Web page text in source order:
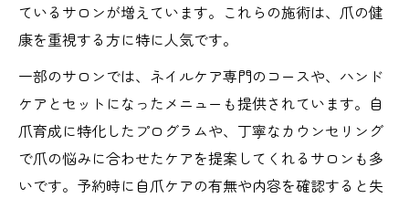
ているサロンが増えています。これらの施術は、爪の健
康を重視する方に特に人気です。
一部のサロンでは、ネイルケア専門のコースや、ハンド
ケアとセットになったメニューも提供されています。自
爪育成に特化したプログラムや、丁寧なカウンセリング
で爪の悩みに合わせたケアを提案してくれるサロンも多
いです。予約時に自爪ケアの有無や内容を確認すると失